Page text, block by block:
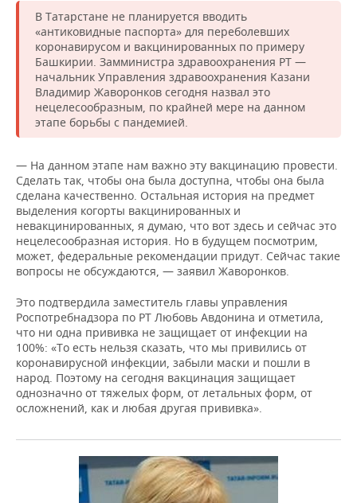
КОМУ ПРИНАДЛЕЖАТ
ТОРГОВЫЕ ЦЕНТРЫ
ТАТАРСТАНА
БЮДЖЕТ
ИНВЕСТИЦИИ
МАШИНОСТРОЕНИЕ
НЕФТЕХИМИЯ
НЕФТЬ
ОПК
ЭНЕРГЕТИКА
НОВОСТИ АВТО
БИЗНЕС
НОВОСТИ БИЗНЕСА
РОЗНИЧНАЯ ТОРГОВЛЯ
ТРАНСПОРТ
ТЕХНОЛОГИИ
НОВОСТИ ТЕХНОЛОГИЙ
ТЕЛЕКОММУНИКАЦИИ
МЕРОПРИЯТИЯ
НОВОСТИ МЕРОПРИЯТИЙ
БИЗНЕС-БРАНЧИ
ONLINE-КОНФЕРЕНЦИИ
ОТКРЫТАЯ ЛЕКЦИЯ
СПОРТ
ФУТБОЛ
ХОККЕЙ
БАСКЕТБОЛ
ВОЛЕЙБОЛ
КИБЕРСПОРТ
ФИГУРНОЕ КАТАНИЕ
ВОДНЫЕ ВИДЫ СПОРТА
НОВОСТИ ОБЩЕСТВА
ВЛАСТЬ
ИНФРАСТРУКТУРА
ИСТОРИЯ
КУЛЬТУРА
МЕДИЦИНА
ОБРАЗОВАНИЕ
ФОТОГАЛЕРЕЯ
СЮЖЕТЫ
СПРАВОЧНИК
СПИСОК ПЕРСОН
СПИСОК КОМПАНИЙ
ПОЛНАЯ ВЕРСИЯ
В Татарстане не планируется вводить
«антиковидные паспорта» для переболевших
коронавирусом и вакцинированных по примеру
Башкирии. Замминистра здравоохранения РТ —
начальник Управления здравоохранения Казани
Владимир Жаворонков сегодня назвал это
нецелесообразным, по крайней мере на данном
этапе борьбы с пандемией.
— На данном этапе нам важно эту вакцинацию провести.
Сделать так, чтобы она была доступна, чтобы она была
сделана качественно. Остальная история на предмет
выделения когорты вакцинированных и
невакцинированных, я думаю, что вот здесь и сейчас это
нецелесообразная история. Но в будущем посмотрим,
может, федеральные рекомендации придут. Сейчас такие
вопросы не обсуждаются, — заявил Жаворонков.
Это подтвердила заместитель главы управления
Роспотребнадзора по РТ Любовь Авдонина и отметила,
что ни одна прививка не защищает от инфекции на
100%: «То есть нельзя сказать, что мы привились от
коронавирусной инфекции, забыли маски и пошли в
народ. Поэтому на сегодня вакцинация защищает
однозначно от тяжелых форм, от летальных форм, от
осложнений, как и любая другая прививка».